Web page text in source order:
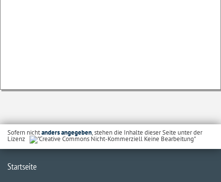
Sofern nichtanders angegeben, stehen die Inhalte dieser Seite unter der
Lizenz
Startseite